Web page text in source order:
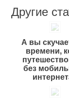
Другие
А вы
времени,
без